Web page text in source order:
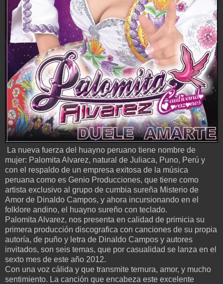
La nueva fuerza del huayno peruano tiene nombre de
mujer: Palomita Alvarez, natural de Juliaca, Puno, Perú y
con el respaldo de un empresa exitosa de la música
peruana como es Genio Producciones, que tiene como
artista exclusivo al grupo de cumbia sureña Misterio de
Amor de Dinaldo Campos, y ahora incursionando en el
folklore andino, el huayno sureño con teclado.
Palomita Alvarez, nos presenta en calidad de primicia su
primera producción discografica con canciones de su propia
autoría, de puño y letra de Dinaldo Campos y autores
invitados, son seis temas, que por casualidad se lanza en el
sexto mes de este año 2012.
Con una voz cálida y que transmite ternura, amor, y mucho
sentimiento. La canción que encabeza este excelente